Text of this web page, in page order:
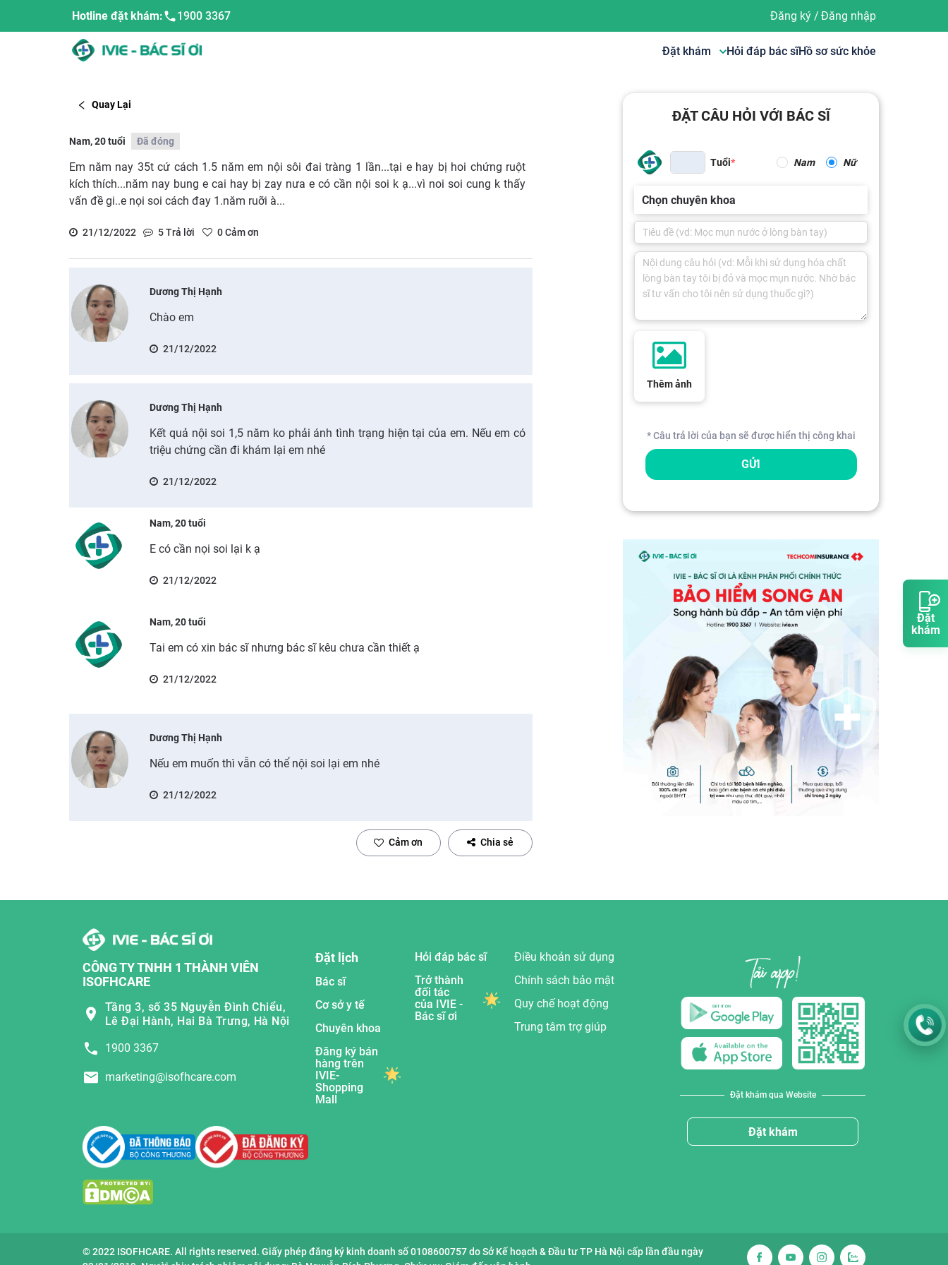
Đặt
khám
Hotline đặt khám: 1900 3367 Đăng ký/ Đăng nhập
Đặt khám Hỏi đáp bác sĩHồ sơ sức khỏe
Quay Lại
Nam, 20 tuổi Đã đóng
Em năm nay 35t cứ cách 1.5 năm em nội sôi đai tràng 1 lần...tại e hay bị hoi chứng ruột
kích thích...năm nay bung e cai hay bị zay nưa e có cần nội soi k ạ...vì noi soi cung k thấy
vấn đề gi..e nọi soi cách đay 1.năm ruỡi à...
21/12/2022 5Trả lời 0Cảm ơn
Dương Thị Hạnh
Chào em
21/12/2022
Dương Thị Hạnh
Kết quả nội soi 1,5 năm ko phải ánh tình trạng hiện tại của em. Nếu em có
triệu chứng cần đi khám lại em nhé
21/12/2022
Nam, 20 tuổi
E có cần nọi soi lại k ạ
21/12/2022
Nam, 20 tuổi
Tai em có xin bác sĩ nhưng bác sĩ kêu chưa cần thiết ạ
21/12/2022
Dương Thị Hạnh
Nếu em muốn thì vẫn có thể nội soi lại em nhé
21/12/2022
Cảm ơn Chia sẻ
ĐẶT CÂU HỎI VỚI BÁC SĨ
Tuổi Nam Nữ
Chọn chuyên khoa
Thêm ảnh
* Câu trả lời của bạn sẽ được hiển thị công khai
GỬI
CÔNG TY TNHH 1 THÀNH VIÊN
ISOFHCARE
Tầng 3, số 35 Nguyễn Đình Chiểu,
Lê Đại Hành, Hai Bà Trưng, Hà Nội
1900 3367
marketing@isofhcare.com
Đặt lịch
Bác sĩ
Cơ sở y tế
Chuyên khoa
Đăng ký bán
hàng trên
IVIE-
Shopping
Mall
Hỏi đáp bác sĩ
Trở thành
đối tác
của IVIE -
Bác sĩ ơi
Điều khoản sử dụng
Chính sách bảo mật
Quy chế hoạt động
Trung tâm trợ giúp
Đặt khám qua Website
Đặt khám
© 2022 ISOFHCARE. All rights reserved. Giấy phép đăng ký kinh doanh số 0108600757 do Sở Kế hoạch & Đầu tư TP Hà Nội cấp lần đầu ngày